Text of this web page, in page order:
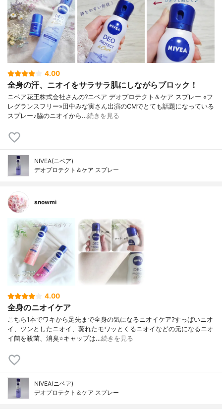
4.00
全身の汗、ニオイをサラサラ肌にしながらブロック！
ニベア花王株式会社さんの?ニベア デオプロテクト＆ケア スプレー «フ
レグランスフリー»田中みな実さん出演のCMでとても話題になっている
スプレー♪脇のニオイから…続きを見る
NIVEA(ニベア)
デオプロテクト＆ケア スプレー
snowmi
4.00
全身のニオイケア
こちら1本でワキから足先まで全身の気になるニオイケア?すっぱいニオ
イ、ツンとしたニオイ、蒸れたモワッとくるニオイなどの元になるニオ
イ菌を殺菌、消臭⭐️キャップは…続きを見る
NIVEA(ニベア)
デオプロテクト＆ケア スプレー